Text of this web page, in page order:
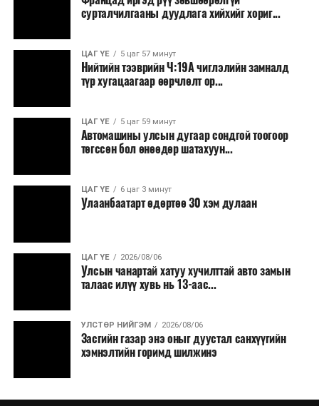
сурталчилгааны дуудлага хийхийг хориг...
ЦАГ ҮЕ 5 цаг 57 минут
Нийтийн тээврийн Ч:19А чиглэлийн замналд
түр хугацаагаар өөрчлөлт ор...
ЦАГ ҮЕ 5 цаг 59 минут
Автомашины улсын дугаар сондгой тоогоор
төгссөн бол өнөөдөр шатахуун...
ЦАГ ҮЕ 6 цаг 3 минут
Улаанбаатарт өдөртөө 30 хэм дулаан
ЦАГ ҮЕ 2026/08/06
Улсын чанартай хатуу хучилттай авто замын
талаас илүү хувь нь 13-аас...
УЛСТӨР НИЙГЭМ 2026/08/06
Засгийн газар энэ оныг дуустал санхүүгийн
хэмнэлтийн горимд шилжинэ